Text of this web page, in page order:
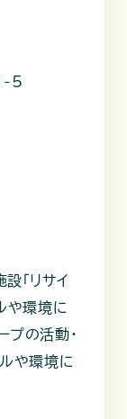
5
「リサイ
や環境に
プの活動・
や環境に